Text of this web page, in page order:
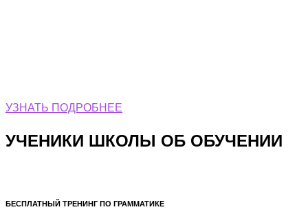
УЗНАТЬ ПОДРОБНЕЕ
УЧЕНИКИ ШКОЛЫ ОБ ОБУЧЕНИИ
БЕСПЛАТНЫЙ ТРЕНИНГ ПО ГРАММАТИКЕ